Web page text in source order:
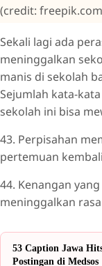
(credit:
Sekali lagi ada
meninggalkan
manis di sekolah
Sejumlah kata-
sekolah ini bisa
43. Perpisahan
pertemuan
44. Kenangan
meninggalkan
53 Caption Jawa
Postingan di Medsos